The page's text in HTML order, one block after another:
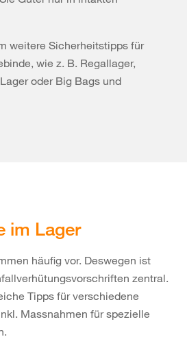
weitere Sicherheitstipps für
wie z. B. Regallager,
oder Big Bags und
im Lager
häufig vor. Deswegen ist
zentral.
Tipps für verschiedene
Massnahmen für spezielle